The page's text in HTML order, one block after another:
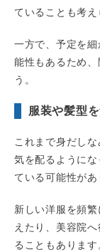
ていることも考え
一方で、予定を
能性もあるため
う。
服装や髪型
これまで身だし
気を配るようにな
ている可能性があ
新しい洋服を頻
えたり、美容院
ることもあります